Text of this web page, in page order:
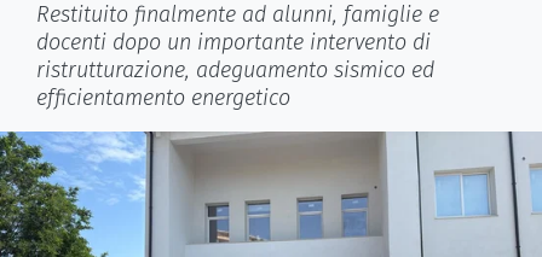
Restituito finalmente ad alunni, famiglie e
docenti dopo un importante intervento di
ristrutturazione, adeguamento sismico ed
efficientamento energetico